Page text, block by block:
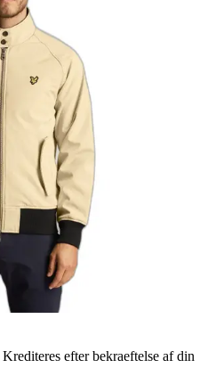
Krediteres efter bekraeftelse af din